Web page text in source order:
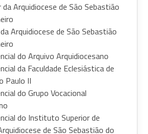
da Arquidiocese de São Sebastião
Arquidiocese de São Sebastião
do Arquivo Arquidiocesano
da Faculdade Eclesiástica de
Paulo II
do Grupo Vocacional
do Instituto Superior de
de São Sebastião do